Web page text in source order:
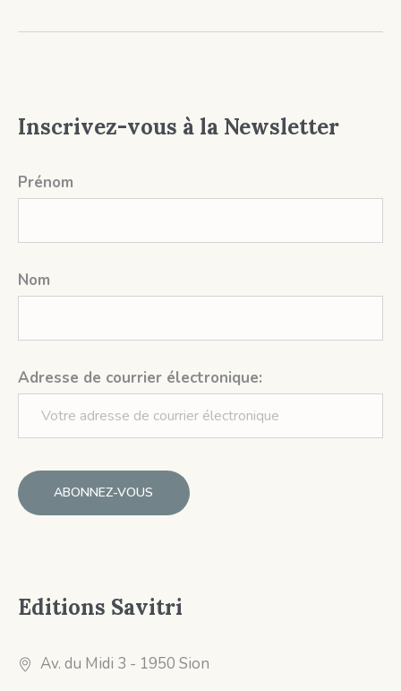
Inscrivez-vous à la Newsletter
Prénom
Nom
Adresse de courrier électronique:
Editions Savitri
Av. du Midi 3 - 1950 Sion